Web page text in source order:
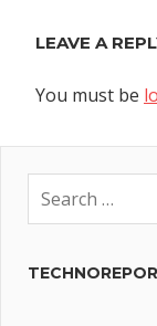
LEAVE A
You must be